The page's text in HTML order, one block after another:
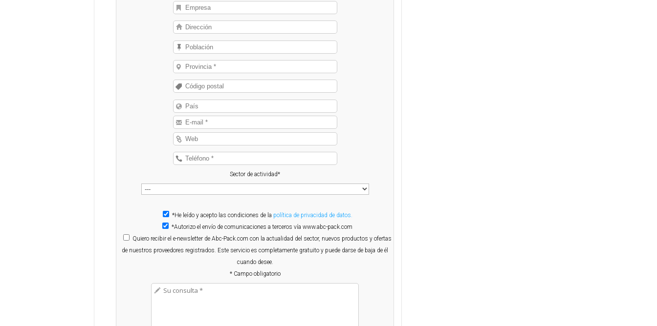
Sector de actividad*
*He leído y acepto las condiciones de la política de privacidad de datos.
*Autorizo el envío de comunicaciones a terceros vía www.abc-pack.com
Quiero recibir el e-newsletter de Abc-Pack.com con la actualidad del sector, nuevos productos y ofertas
de nuestros proveedores registrados. Este servicio es completamente gratuito y puede darse de baja de él
cuando desee.
* Campo obligatorio